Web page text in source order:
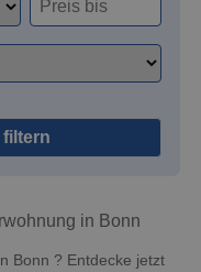
in Bonn
Bonn ? Entdecke jetzt